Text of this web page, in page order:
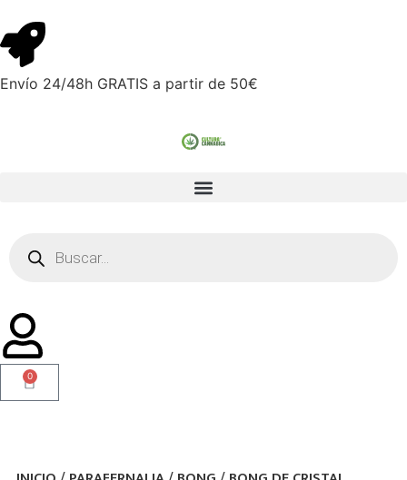
Envío 24/48h GRATIS a partir de 50€
0